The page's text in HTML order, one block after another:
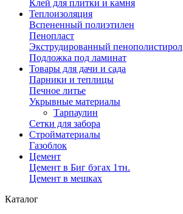
Клей для плитки и камня
Теплоизоляция
Вспененный полиэтилен
Пенопласт
Экструдированный пенополистирол
Подложка под ламинат
Товары для дачи и сада
Парники и теплицы
Печное литье
Укрывные материалы
Тарпаулин
Сетки для забора
Стройматериалы
Газоблок
Цемент
Цемент в Биг бэгах 1тн.
Цемент в мешках
Каталог